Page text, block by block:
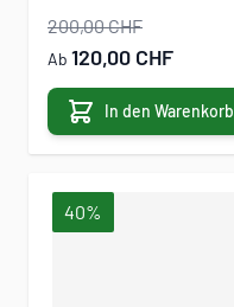
200,00 CHF
Ab 120,00 CHF
In den Warenkorb
40%